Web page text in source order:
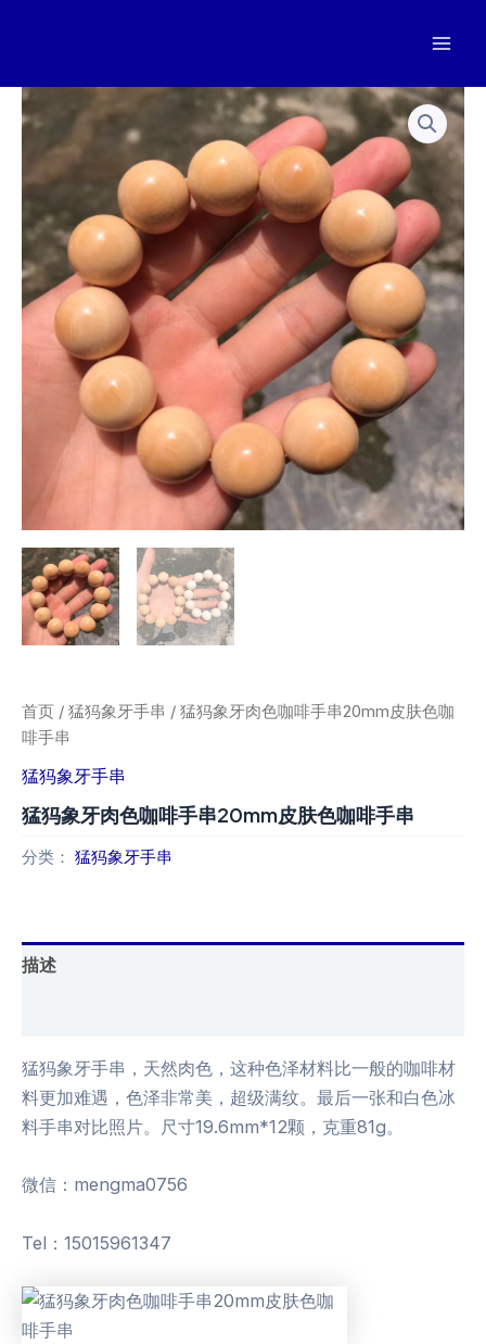
首页 / 猛犸象牙手串 / 猛犸象牙肉色咖啡手串20mm皮肤色咖
啡手串
猛犸象牙手串
猛犸象牙肉色咖啡手串20mm皮肤色咖啡手串
分类： 猛犸象牙手串
描述
猛犸象牙手串，天然肉色，这种色泽材料比一般的咖啡材
料更加难遇，色泽非常美，超级满纹。最后一张和白色冰
料手串对比照片。尺寸19.6mm*12颗，克重81g。
微信：mengma0756
Tel：15015961347